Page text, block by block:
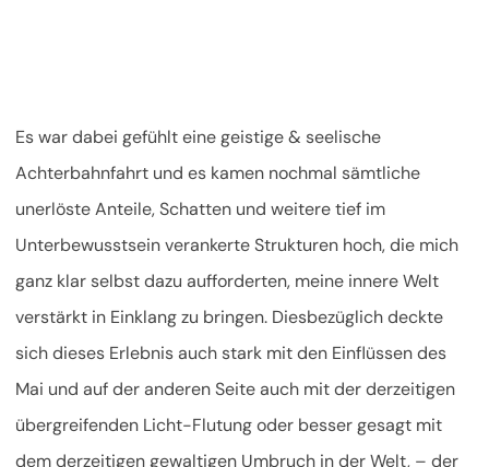
Es war dabei gefühlt eine geistige & seelische
Achterbahnfahrt und es kamen nochmal sämtliche
unerlöste Anteile, Schatten und weitere tief im
Unterbewusstsein verankerte Strukturen hoch, die mich
ganz klar selbst dazu aufforderten, meine innere Welt
verstärkt in Einklang zu bringen. Diesbezüglich deckte
sich dieses Erlebnis auch stark mit den Einflüssen des
Mai und auf der anderen Seite auch mit der derzeitigen
übergreifenden Licht-Flutung oder besser gesagt mit
dem derzeitigen gewaltigen Umbruch in der Welt, – der